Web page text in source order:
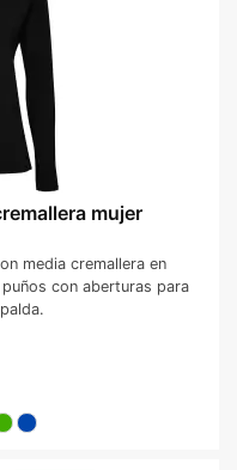
mujer
media cremallera en
con aberturas para